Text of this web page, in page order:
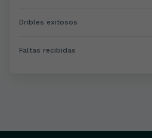
Dribles exitosos
Faltas recibidas